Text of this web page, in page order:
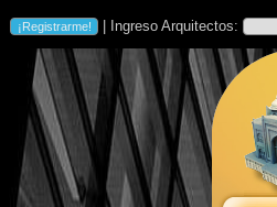
| Ingreso Arquitectos: